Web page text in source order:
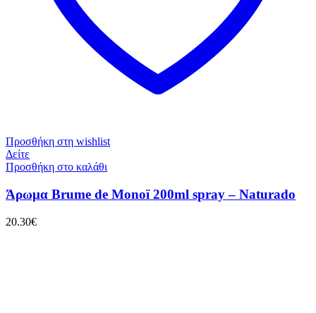
Προσθήκη στη wishlist
Δείτε
Προσθήκη στο καλάθι
Άρωμα Brume de Monoï 200ml spray – Naturado
20.30€